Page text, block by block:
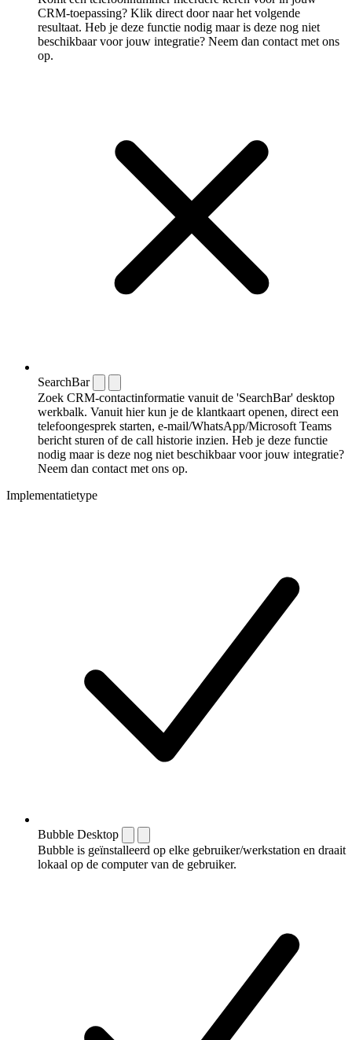
CRM-toepassing? Klik direct door naar het volgende
resultaat. Heb je deze functie nodig maar is deze nog niet
beschikbaar voor jouw integratie? Neem dan contact met ons
op.
SearchBar
Zoek CRM-contactinformatie vanuit de 'SearchBar' desktop
werkbalk. Vanuit hier kun je de klantkaart openen, direct een
telefoongesprek starten, e-mail/WhatsApp/Microsoft Teams
bericht sturen of de call historie inzien. Heb je deze functie
nodig maar is deze nog niet beschikbaar voor jouw integratie?
Neem dan contact met ons op.
Implementatietype
Bubble Desktop
Bubble is geïnstalleerd op elke gebruiker/werkstation en draait
lokaal op de computer van de gebruiker.